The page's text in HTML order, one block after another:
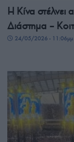
Η Κίνα στέλνει
Διάστημα –
24/05/2026 - 11:06μμ